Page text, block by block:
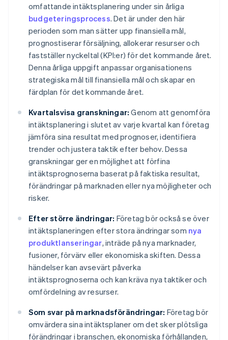
omfattande intäktsplanering under sin årliga
budgeteringsprocess. Det är under den här
perioden som man sätter upp finansiella mål,
prognostiserar försäljning, allokerar resurser och
fastställer nyckeltal (KPI:er) för det kommande året.
Denna årliga uppgift anpassar organisationens
strategiska mål till finansiella mål och skapar en
färdplan för det kommande året.
Kvartalsvisa granskningar: Genom att genomföra
intäktsplanering i slutet av varje kvartal kan företag
jämföra sina resultat med prognoser, identifiera
trender och justera taktik efter behov. Dessa
granskningar ger en möjlighet att förfina
intäktsprognoserna baserat på faktiska resultat,
förändringar på marknaden eller nya möjligheter och
risker.
Efter större ändringar: Företag bör också se över
intäktsplaneringen efter stora ändringar som nya
produktlanseringar, inträde på nya marknader,
fusioner, förvärv eller ekonomiska skiften. Dessa
händelser kan avsevärt påverka
intäktsprognoserna och kan kräva nya taktiker och
omfördelning av resurser.
Som svar på marknadsförändringar: Företag bör
omvärdera sina intäktsplaner om det sker plötsliga
förändringar i branschen, ekonomiska förhållanden,